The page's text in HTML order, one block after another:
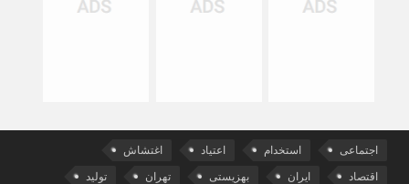
اجتماعی استخدام اعتیاد اغتشاش
اقتصاد ایران بهزیستی تهران تولید